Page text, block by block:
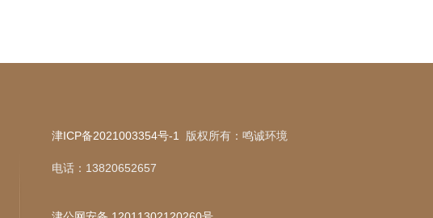
津ICP备2021003354号-1 版权所有：鸣诚环境
电话：13820652657